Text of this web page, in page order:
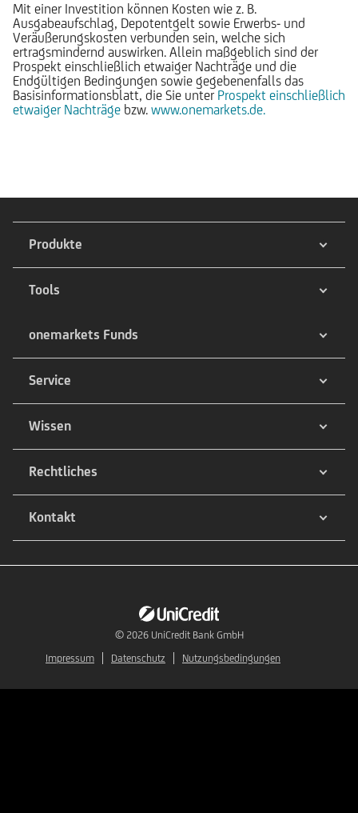
Mit einer Investition können Kosten wie z. B.
Ausgabeaufschlag, Depotentgelt sowie Erwerbs- und
Veräußerungskosten verbunden sein, welche sich
ertragsmindernd auswirken. Allein maßgeblich sind der
Prospekt einschließlich etwaiger Nachträge und die
Endgültigen Bedingungen sowie gegebenenfalls das
Basisinformationsblatt, die Sie unter Prospekt einschließlich
etwaiger Nachträge bzw. www.onemarkets.de.
Produkte
Tools
onemarkets Funds
Service
Wissen
Rechtliches
Kontakt
© 2026 UniCredit Bank GmbH
Impressum
Datenschutz Nutzungsbedingungen